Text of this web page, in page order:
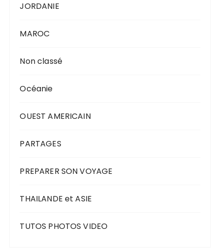
JORDANIE
MAROC
Non classé
Océanie
OUEST AMERICAIN
PARTAGES
PREPARER SON VOYAGE
THAILANDE et ASIE
TUTOS PHOTOS VIDEO